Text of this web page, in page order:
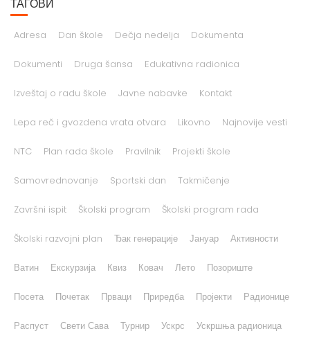
ТАГОВИ
Adresa Dan škole Dečja nedelja Dokumenta
Dokumenti Druga šansa Edukativna radionica
Izveštaj o radu škole Javne nabavke Kontakt
Lepa reč i gvozdena vrata otvara Likovno Najnovije vesti
NTC Plan rada škole Pravilnik Projekti škole
Samovrednovanje Sportski dan Takmičenje
Završni ispit Školski program Školski program rada
Školski razvojni plan Ђак генерације Јануар Активности
Ватин Екскурзија Квиз Ковач Лето Позориште
Посета Почетак Прваци Приредба Пројекти Радионице
Распуст Свети Сава Турнир Ускрс Ускршња радионица